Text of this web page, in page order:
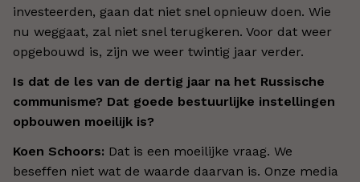
investeerden, gaan dat niet snel opnieuw doen. Wie
nu weggaat, zal niet snel terugkeren. Voor dat weer
opgebouwd is, zijn we weer twintig jaar verder.
Is dat de les van de dertig jaar na het Russische
communisme? Dat goede bestuurlijke instellingen
opbouwen moeilijk is?
Koen Schoors: Dat is een moeilijke vraag. We
beseffen niet wat de waarde daarvan is. Onze media